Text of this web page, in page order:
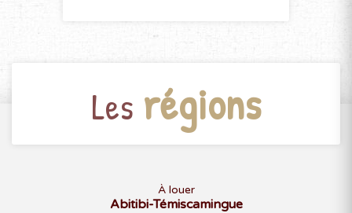
Les régions
À louer
Abitibi-Témiscamingue